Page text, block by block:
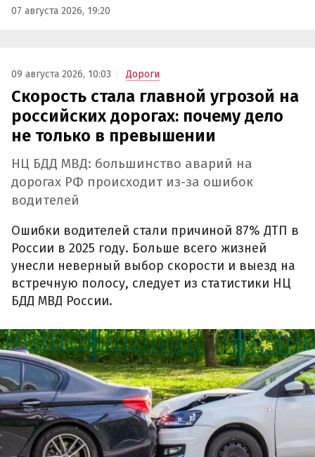
07 августа 2026, 19:20
09 августа 2026, 10:03 Дороги
Скорость стала главной угрозой на
российских дорогах: почему дело
не только в превышении
НЦ БДД МВД: большинство аварий на
дорогах РФ происходит из-за ошибок
водителей
Ошибки водителей стали причиной 87% ДТП в
России в 2025 году. Больше всего жизней
унесли неверный выбор скорости и выезд на
встречную полосу, следует из статистики НЦ
БДД МВД России.